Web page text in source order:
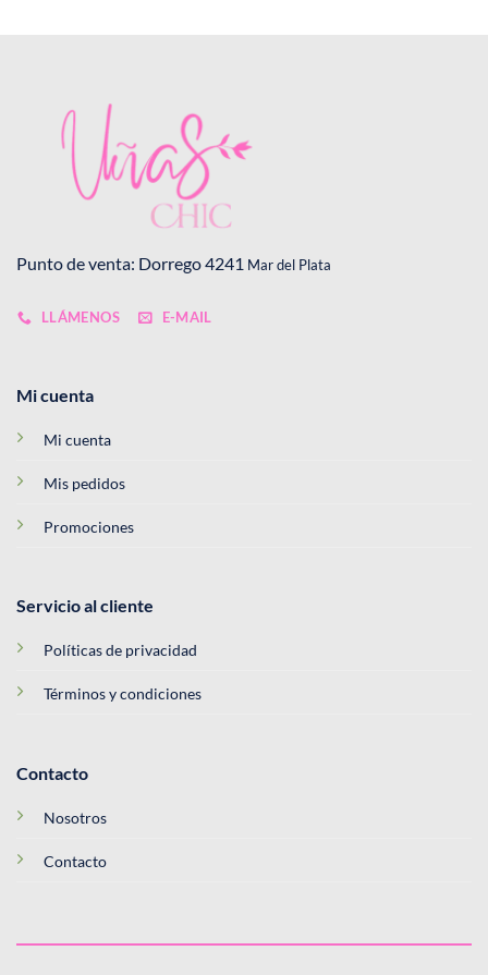
Punto de venta: Dorrego 4241 Mar del Plata
LLÁMENOS E-MAIL
Mi cuenta
Mi cuenta
Mis pedidos
Promociones
Servicio al cliente
Políticas de privacidad
Términos y condiciones
Contacto
Nosotros
Contacto